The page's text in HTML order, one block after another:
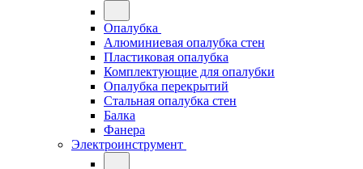
Опалубка
Алюминиевая опалубка стен
Пластиковая опалубка
Комплектующие для опалубки
Опалубка перекрытий
Стальная опалубка стен
Балка
Фанера
Электроинструмент